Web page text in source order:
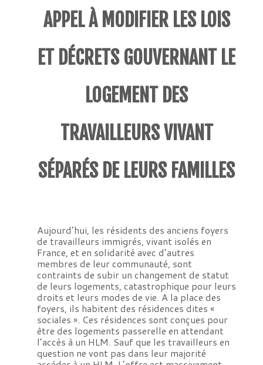
APPEL À MODIFIER LES LOIS
ET DÉCRETS GOUVERNANT LE
LOGEMENT DES
TRAVAILLEURS VIVANT
SÉPARÉS DE LEURS FAMILLES
Aujourd’hui, les résidents des anciens foyers
de travailleurs immigrés, vivant isolés en
France, et en solidarité avec d’autres
membres de leur communauté, sont
contraints de subir un changement de statut
de leurs logements, catastrophique pour leurs
droits et leurs modes de vie. A la place des
foyers, ils habitent des résidences dites «
sociales ». Ces résidences sont conçues pour
être des logements passerelle en attendant
l’accès à un HLM. Sauf que les travailleurs en
question ne vont pas dans leur majorité